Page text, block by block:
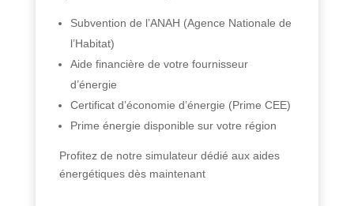
Subvention de l’ANAH (Agence Nationale de
l’Habitat)
Aide financière de votre fournisseur
d’énergie
Certificat d’économie d’énergie (Prime CEE)
Prime énergie disponible sur votre région
Profitez de notre simulateur dédié aux aides
énergétiques dès maintenant